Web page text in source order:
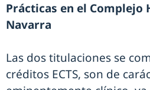
Prácticas en el Complejo
Navarra
Las dos titulaciones se
créditos ECTS, son de